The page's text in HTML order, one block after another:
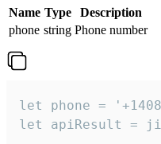
Name Type
Description
phone string Phone number
let phone =
let apiResult =